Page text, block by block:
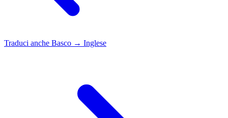
Traduci anche Basco → Inglese